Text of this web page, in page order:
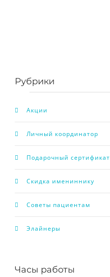
Рубрики
Акции
Личный координатор
Подарочный сертификат
Скидка имениннику
Советы пациентам
Элайнеры
Часы работы